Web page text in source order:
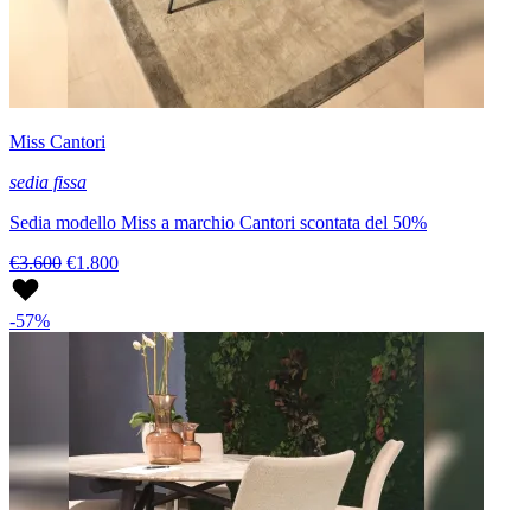
Miss Cantori
sedia fissa
Sedia modello Miss a marchio Cantori scontata del 50%
€3.600 €1.800
-57%